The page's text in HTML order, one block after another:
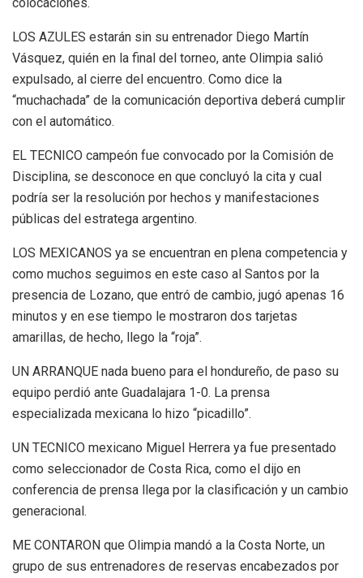
LOS AZULES estarán sin su entrenador Diego Martín
Vásquez, quién en la final del torneo, ante Olimpia salió
expulsado, al cierre del encuentro. Como dice la
“muchachada” de la comunicación deportiva deberá cumplir
con el automático.
EL TECNICO campeón fue convocado por la Comisión de
Disciplina, se desconoce en que concluyó la cita y cual
podría ser la resolución por hechos y manifestaciones
públicas del estratega argentino.
LOS MEXICANOS ya se encuentran en plena competencia y
como muchos seguimos en este caso al Santos por la
presencia de Lozano, que entró de cambio, jugó apenas 16
minutos y en ese tiempo le mostraron dos tarjetas
amarillas, de hecho, llego la “roja”.
UN ARRANQUE nada bueno para el hondureño, de paso su
equipo perdió ante Guadalajara 1-0. La prensa
especializada mexicana lo hizo “picadillo”.
UN TECNICO mexicano Miguel Herrera ya fue presentado
como seleccionador de Costa Rica, como el dijo en
conferencia de prensa llega por la clasificación y un cambio
generacional.
ME CONTARON que Olimpia mandó a la Costa Norte, un
grupo de sus entrenadores de reservas encabezados por